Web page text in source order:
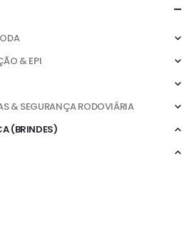
& EPI
& SEGURANÇA RODOVIÁRIA
(BRINDES)